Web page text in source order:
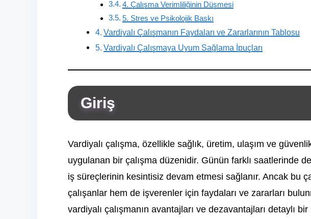
4. Çalışma Verimliliğinin Düşmesi
5. Stres ve Psikolojik Baskı
Vardiyalı Çalışmanın Faydaları ve Zararlarının Tablosu
Vardiyalı Çalışmaya Uyum Sağlama İpuçları
Giriş
Vardiyalı çalışma, özellikle sağlık, üretim, ulaşım ve
uygulanan bir çalışma düzenidir. Günün farklı saatlerinde
iş süreçlerinin kesintisiz devam etmesi sağlanır. Ancak bu
çalışanlar hem de işverenler için faydaları ve zararları
vardiyalı çalışmanın avantajları ve dezavantajları detaylı